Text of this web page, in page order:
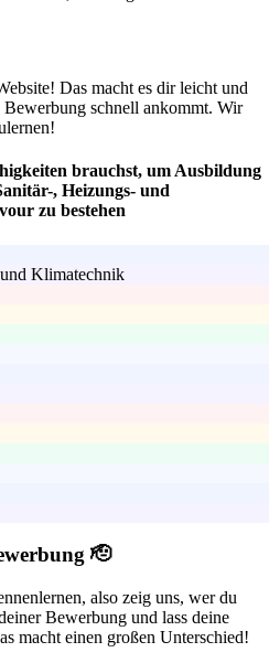
Das macht es dir leicht und
Bewerbung schnell ankommt. Wir
brauchst, um Ausbildung
, Heizungs- und
zu bestehen
Klimatechnik
🫡
also zeig uns, wer du
Bewerbung und lass deine
macht einen großen Unterschied!